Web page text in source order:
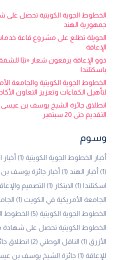
الخطوط الجوية الكويتية تحصل على
جمهورية الهند
الحويلة تطلع على مشروع قاعة
الإعاقة
ذوو الإعاقة يرفعون شعار «تبًا
باسكتلندا
الخطوط الجوية الكويتية والجامعة
لتأهيل الكفاءات وتعزيز التعاون
انطلاق جائزة الشيخ يوسف بن عيسى
التقديم حتى 20 سبتمبر
وسوم
أخبار الخطوط الجوية الكويتية (1)
(1)
أخبار الهند (1) أخبار جائزة يوسف
اسكتلندا (1) الابتكار (1) التصميم
الجامعة الأمريكية في الكويت (1)
الخطوط الجوية الكويتية (5) الخطوط
الخطوط الكويتية تحصل على شهادة
الأزرق (1) الناقل الوطني (2) انطلاق
للإعاقة (1) جائزة الشيخ يوسف بن